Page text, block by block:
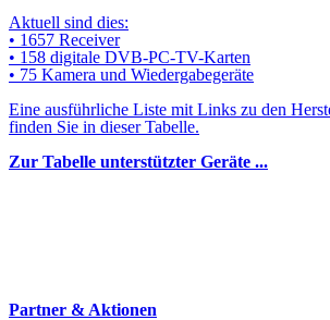
Aktuell sind dies:
• 1657 Receiver
• 158 digitale DVB-PC-TV-Karten
• 75 Kamera und Wiedergabegeräte
Eine ausführliche Liste mit Links zu den
finden Sie in dieser Tabelle.
Zur Tabelle unterstützter Geräte ...
Partner & Aktionen